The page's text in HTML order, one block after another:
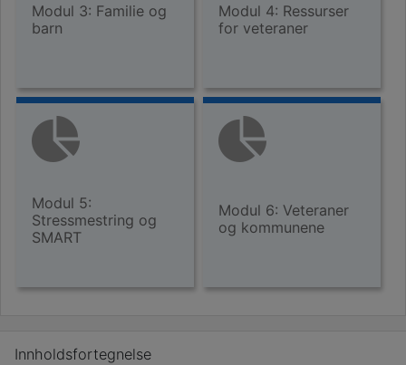
Modul 3: Familie og
barn
Modul 4: Ressurser
for veteraner
Modul 5:
Stressmestring og
SMART
Modul 6: Veteraner
og kommunene
Innholdsfortegnelse